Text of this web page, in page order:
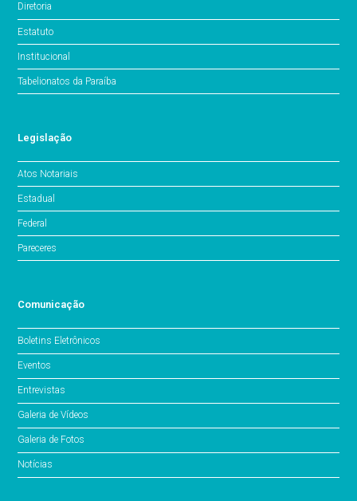
Diretoria
Estatuto
Institucional
Tabelionatos da Paraíba
Legislação
Atos Notariais
Estadual
Federal
Pareceres
Comunicação
Boletins Eletrônicos
Eventos
Entrevistas
Galeria de Vídeos
Galeria de Fotos
Notícias